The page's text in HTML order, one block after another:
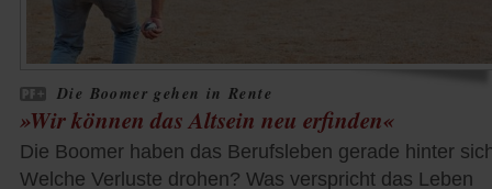
Die Boomer gehen in Rente
»Wir können das Altsein neu erfinden«
Die Boomer haben das Berufsleben gerade hinter
Welche Verluste drohen? Was verspricht das Leben